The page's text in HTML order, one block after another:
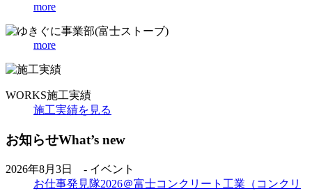
more
more
WORKS施工実績
施工実績を見る
お知らせWhat’s new
2026年8月3日 - イベント
お仕事発見隊2026＠富士コンクリート工業（コンクリ